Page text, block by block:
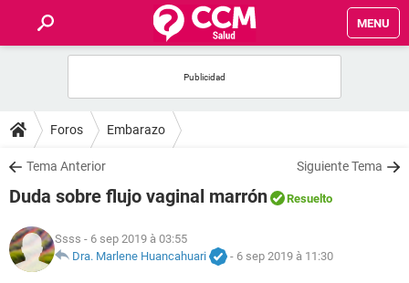
MENU
FORUMS
SALUD
NUTRICIÓN
Foros Embarazo
Tema Anterior Siguiente Tema
Duda sobre flujo vaginal marrón Resuelto
Ssss - 6 sep 2019 à 03:55
Dra. Marlene Huancahuari
- 6 sep 2019 à 11:30